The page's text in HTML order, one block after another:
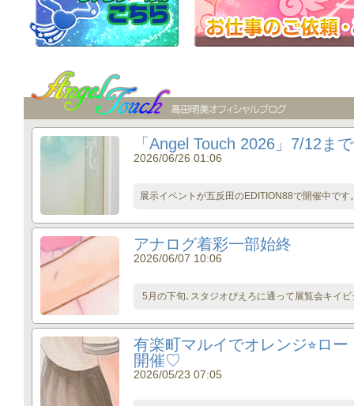
「Angel Touch 2026」7/12ま
2026/06/26 01:06
展示イベントが五反田のEDITION88で開催中で
アナログ着彩一部始終
2026/06/07 10:06
5月の下旬､スタジオぴえろに通って展覧会キイ
有楽町マルイでオレンジ⭐︎ロ
開催♡
2026/05/23 07:05